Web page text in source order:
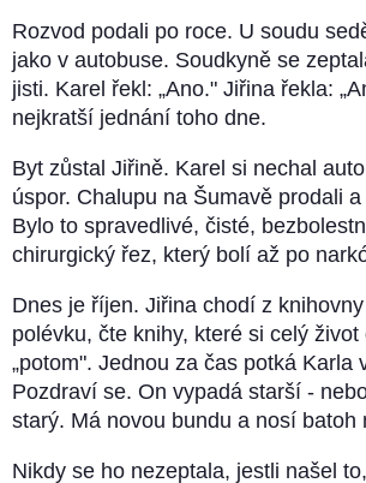
Rozvod podali po roce. U soudu
jako v autobuse. Soudkyně se
jisti. Karel řekl: „Ano." Jiřina řekla:
nejkratší jednání toho dne.
Byt zůstal Jiřině. Karel si nechal
úspor. Chalupu na Šumavě prodali
Bylo to spravedlivé, čisté,
chirurgický řez, který bolí až po
Dnes je říjen. Jiřina chodí z
polévku, čte knihy, které si celý
„potom". Jednou za čas potká Karla
Pozdraví se. On vypadá starší -
starý. Má novou bundu a nosí batoh
Nikdy se ho nezeptala, jestli našel